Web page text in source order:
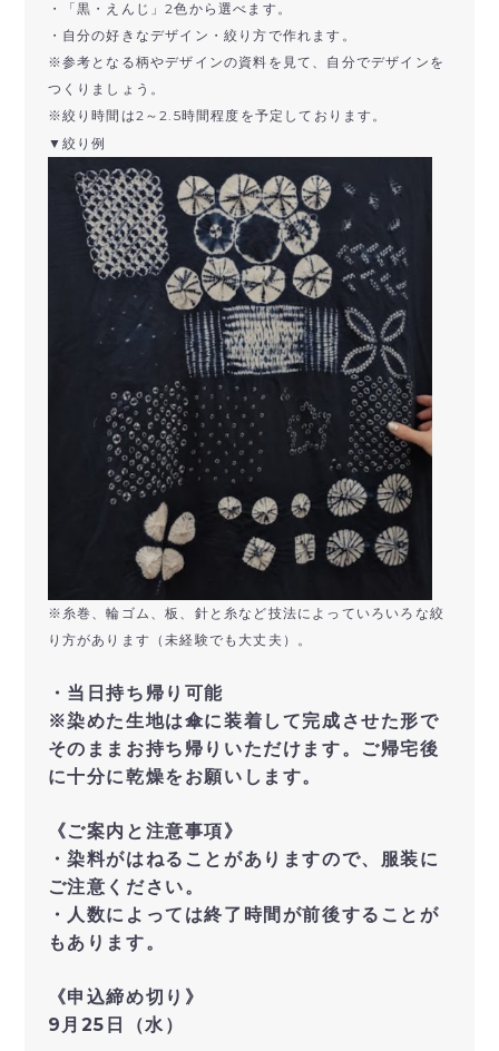
・「黒・えんじ」2色から選べます。
・自分の好きなデザイン・絞り方で作れます。
※参考となる柄やデザインの資料を見て、自分でデザインを
つくりましょう。
※絞り時間は2～2.5時間程度を予定しております。
▼絞り例
※糸巻、輪ゴム、板、針と糸など技法によっていろいろな絞
り方があります（未経験でも大丈夫）。
・当日持ち帰り可能
※染めた生地は傘に装着して完成させた形で
そのままお持ち帰りいただけます。ご帰宅後
に十分に乾燥をお願いします。
《ご案内と注意事項》
・染料がはねることがありますので、服装に
ご注意ください。
・人数によっては終了時間が前後することが
もあります。
《申込締め切り》
9月25日（水）